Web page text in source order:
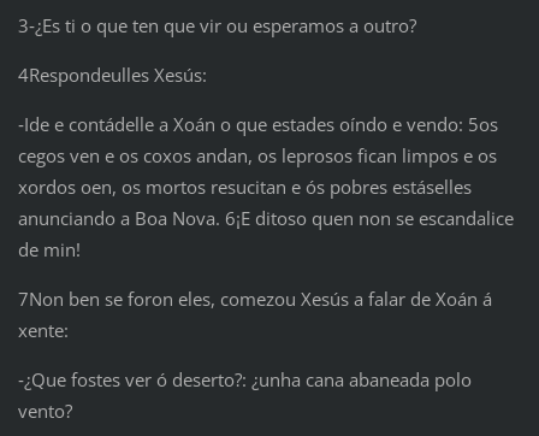
3‑¿Es ti o que ten que vir ou esperamos a outro?
4Respondeulles Xesús:
‑Ide e contádelle a Xoán o que estades oíndo e vendo: 5os
cegos ven e os coxos andan, os leprosos fican limpos e os
xordos oen, os mortos resucitan e ós pobres estáselles
anunciando a Boa Nova. 6¡E ditoso quen non se escandalice
de min!
7Non ben se foron eles, comezou Xesús a falar de Xoán á
xente:
‑¿Que fostes ver ó deserto?: ¿unha cana abaneada polo
vento?